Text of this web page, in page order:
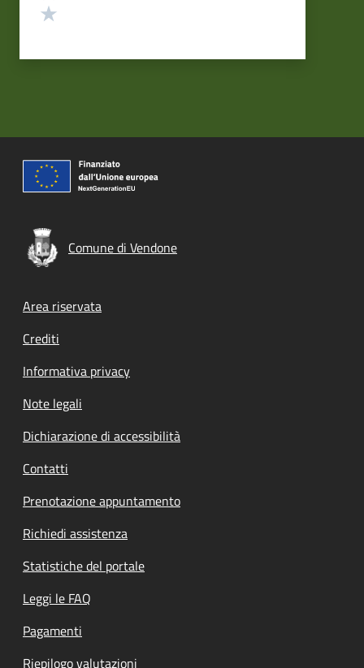
Comune di Vendone
Footer menu
Area riservata
Crediti
Informativa privacy
Note legali
Dichiarazione di accessibilità
Contatti
Prenotazione appuntamento
Richiedi assistenza
Statistiche del portale
Leggi le FAQ
Pagamenti
Riepilogo valutazioni